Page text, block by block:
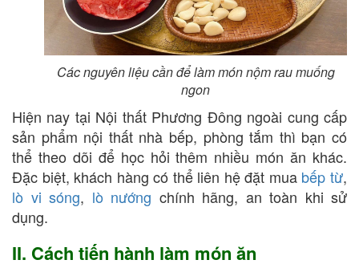
Các nguyên liệu cần để làm món nộm rau muống
ngon
Hiện nay tại Nội thất Phương Đông ngoài cung cấp
sản phẩm nội thất nhà bếp, phòng tắm thì bạn có
thể theo dõi để học hỏi thêm nhiều món ăn khác.
Đặc biệt, khách hàng có thể liên hệ đặt mua bếp từ,
lò vi sóng, lò nướng chính hãng, an toàn khi sử
dụng.
II. Cách tiến hành làm món ăn